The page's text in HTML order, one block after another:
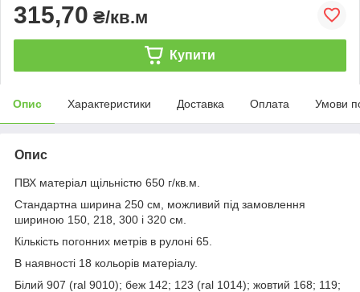
315,70 ₴/кв.м
Купити
Опис Характеристики Доставка Оплата Умови
Опис
ПВХ матеріал щільністю 650 г/кв.м.
Стандартна ширина 250 см, можливий під замовлення
шириною 150, 218, 300 і 320 см.
Кількість погонних метрів в рулоні 65.
В наявності 18 кольорів матеріалу.
Білий 907 (ral 9010); беж 142; 123 (ral 1014); жовтий 168; 119;